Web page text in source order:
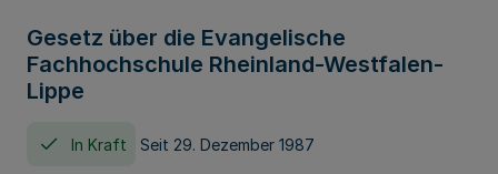
Gesetz über die Evangelische
Fachhochschule Rheinland-Westfalen-
Lippe
In Kraft Seit 29. Dezember 1987